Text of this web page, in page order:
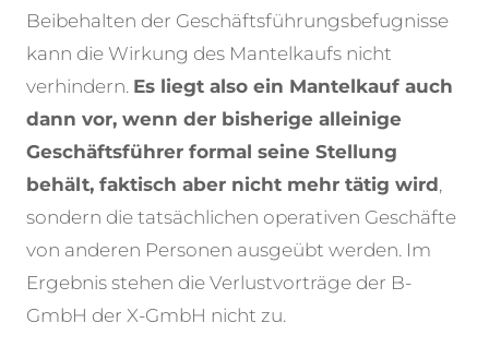
Beibehalten der Geschäftsführungsbefugnisse
kann die Wirkung des Mantelkaufs nicht
verhindern. Es liegt also ein Mantelkauf auch
dann vor, wenn der bisherige alleinige
Geschäftsführer formal seine Stellung
behält, faktisch aber nicht mehr tätig wird,
sondern die tatsächlichen operativen Geschäfte
von anderen Personen ausgeübt werden. Im
Ergebnis stehen die Verlustvorträge der B-
GmbH der X-GmbH nicht zu.